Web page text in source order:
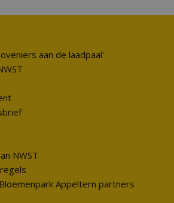
aan de laadpaal'
NWST
Appeltern partners